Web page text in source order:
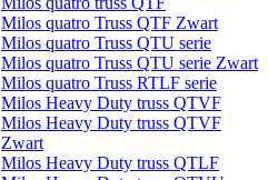
Milos quatro Truss QTF Zwart
Milos quatro Truss QTU serie
Milos quatro Truss QTU serie Zwart
Milos quatro Truss RTLF serie
Milos Heavy Duty truss QTVF
Milos Heavy Duty truss QTVF
Zwart
Milos Heavy Duty truss QTLF